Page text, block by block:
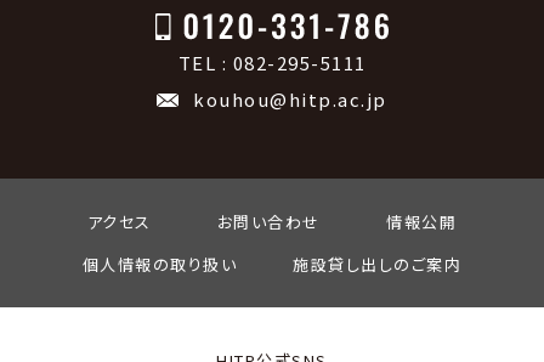
TEL : 082-295-5111
kouhou@hitp.ac.jp
アクセス お問い合わせ
情報公開
個人情報の取り扱い
施設貸し出しのご案内